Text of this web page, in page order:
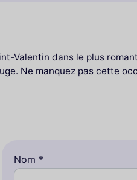
Valentin dans le plus
Ne manquez pas cette
Nom *